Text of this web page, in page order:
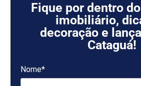
Fique por dentro
imobiliário,
decoração e
Cataguá!
Nome*